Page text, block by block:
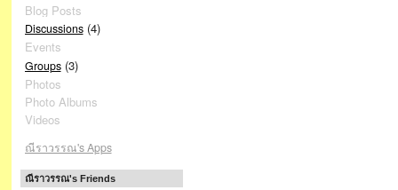
Blog Posts
Discussions(4)
Events
Groups(3)
Photos
Photo Albums
Videos
ณีราวรรณ's Apps
ณีราวรรณ's Friends